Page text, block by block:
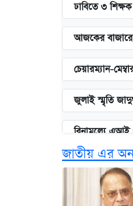
ঢাবিতে ৩
আজকের বাজারে
চেয়ারম্যান-
জুলাই স্মৃতি
বিনামূল্যে এআই
দেশের বাজারে
ভাতা-
জাতীয় এর